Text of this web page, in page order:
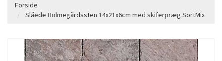
Forside
Slåede Holmegårdssten 14x21x6cm med skiferpræg SortMix